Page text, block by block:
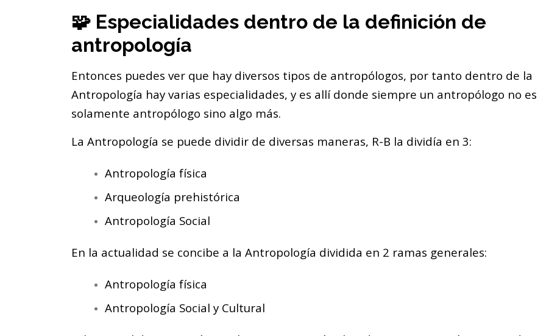
🧩 Especialidades dentro de la definición de
antropología
Entonces puedes ver que hay diversos tipos de antropólogos, por tanto dentro de la
Antropología hay varias especialidades, y es allí donde siempre un antropólogo no es
solamente antropólogo sino algo más.
La Antropología se puede dividir de diversas maneras, R-B la dividía en 3:
Antropología física
Arqueología prehistórica
Antropología Social
En la actualidad se concibe a la Antropología dividida en 2 ramas generales:
Antropología física
Antropología Social y Cultural